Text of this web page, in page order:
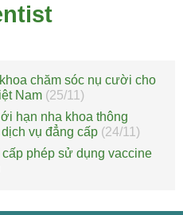
chăm sóc nụ cười cho
Nam (25/11)
hạn nha khoa thông
vụ đẳng cấp (24/11)
phép sử dụng vaccine